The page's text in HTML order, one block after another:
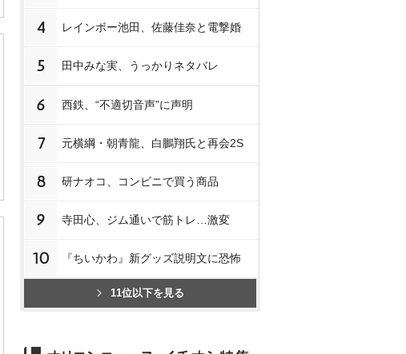
4 レインボー池田、佐藤佳奈と電撃婚
5 田中みな実、うっかりネタバレ
6 西鉄、“不適切音声”に声明
7 元横綱・朝青龍、白鵬翔氏と再会2S
8 研ナオコ、コンビニで買う商品
9 寺田心、ジム通いで筋トレ…激変
10 『ちいかわ』新グッズ説明文に恐怖
11位以下を見る